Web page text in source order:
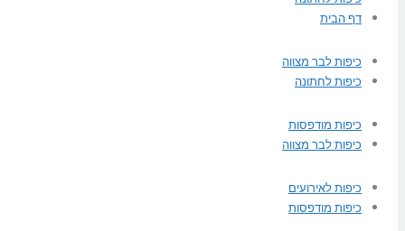
כיפות לבר מצווה
כיפות מודפסות
כיפות לאירועים
דף הבית
כיפות לחתונה
כיפות לבר מצווה
כיפות מודפסות